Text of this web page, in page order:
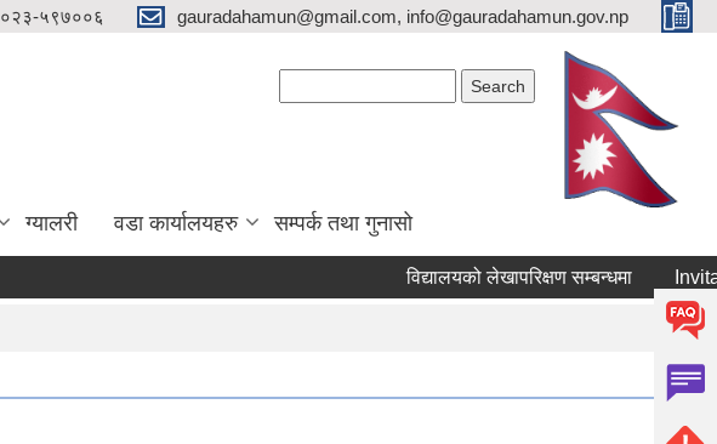
०२३-५९७००६ gauradahamun@gmail.com, info@gauradahamun.gov.np
ग्यालरी वडा कार्यालयहरु सम्पर्क तथा गुनासो
विद्यालयको लेखापरिक्षण सम्बन्धमा